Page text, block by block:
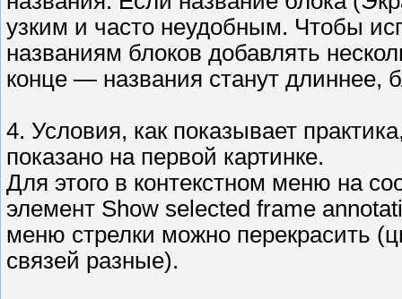
узким и часто неудобным. Чтобы
названиям блоков добавлять
конце — названия станут длиннее,
4. Условия, как показывает
показано на первой картинке.
Для этого в контекстном меню на
элемент Show selected frame
меню стрелки можно перекрасить
связей разные).